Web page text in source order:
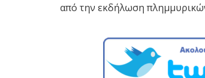
από την εκδήλωση